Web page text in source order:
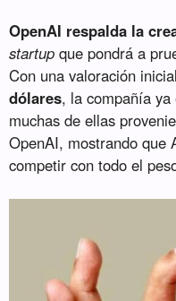
OpenAI respalda la
startup que pondrá a
Con una valoración
dólares, la compañía ya
muchas de ellas
OpenAI, mostrando que
competir con todo el